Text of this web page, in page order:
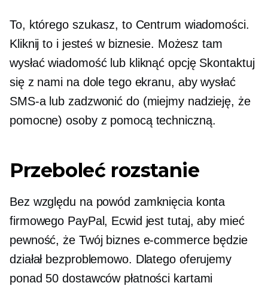
To, którego szukasz, to Centrum wiadomości.
Kliknij to i jesteś w biznesie. Możesz tam
wysłać wiadomość lub kliknąć opcję Skontaktuj
się z nami na dole tego ekranu, aby wysłać
SMS-a lub zadzwonić do (miejmy nadzieję, że
pomocne) osoby z pomocą techniczną.
Przeboleć rozstanie
Bez względu na powód zamknięcia konta
firmowego PayPal, Ecwid jest tutaj, aby mieć
pewność, że Twój biznes e-commerce będzie
działał bezproblemowo. Dlatego oferujemy
ponad 50 dostawców płatności kartami